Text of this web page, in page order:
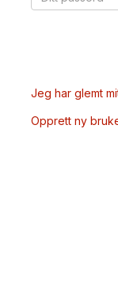
Jeg har glemt
Opprett ny